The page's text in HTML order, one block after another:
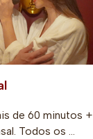
de 60 minutos +
Todos os …